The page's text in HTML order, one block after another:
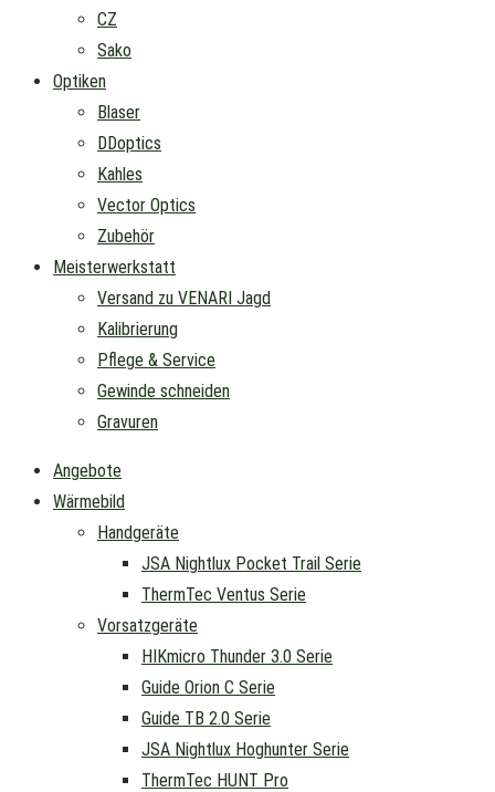
CZ
Sako
Optiken
Blaser
DDoptics
Kahles
Vector Optics
Zubehör
Meisterwerkstatt
Versand zu VENARI Jagd
Kalibrierung
Pflege & Service
Gewinde schneiden
Gravuren
Angebote
Wärmebild
Handgeräte
JSA Nightlux Pocket Trail Serie
ThermTec Ventus Serie
Vorsatzgeräte
HIKmicro Thunder 3.0 Serie
Guide Orion C Serie
Guide TB 2.0 Serie
JSA Nightlux Hoghunter Serie
ThermTec HUNT Pro